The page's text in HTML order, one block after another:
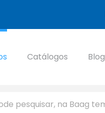
Catálogos Blog